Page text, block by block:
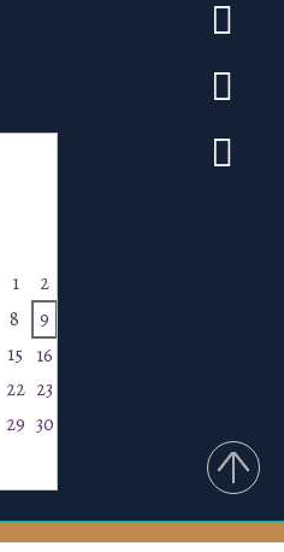
1
2
8
9
15 16
22 23
29 30